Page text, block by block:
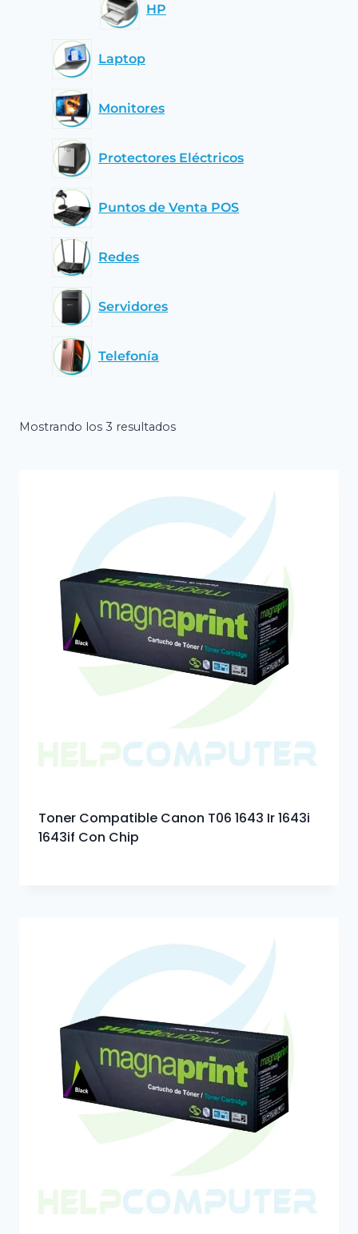
Mostrando los 3 resultados
Toner Compatible Canon T06 1643 Ir 1643i
1643if Con Chip
HP
Laptop
Monitores
Protectores Eléctricos
Puntos de Venta POS
Redes
Servidores
Telefonía